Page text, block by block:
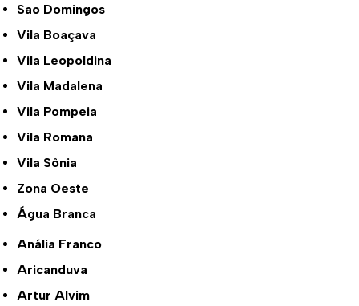
São Domingos
Vila Boaçava
Vila Leopoldina
Vila Madalena
Vila Pompeia
Vila Romana
Vila Sônia
Zona Oeste
Água Branca
Anália Franco
Aricanduva
Artur Alvim